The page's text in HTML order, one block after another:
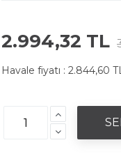
2.994,32 TL
Havale fiyatı : 2.844,60